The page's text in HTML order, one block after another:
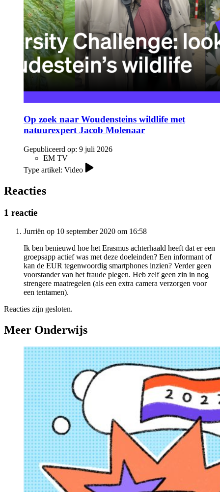
Op zoek naar Woudensteins wildlife met
natuurexpert Jacob Molenaar
Gepubliceerd op: 9 juli 2026
EM TV
Type artikel: Video
Reacties
1 reactie
Jurriën op 10 september 2020 om 16:58
Ik ben benieuwd hoe het Erasmus achterhaald heeft dat er een
groepsapp actief was met deze doeleinden? Een informant of
kan de EUR tegenwoordig smartphones inzien? Verder geen
voorstander van het fraude plegen. Heb zelf geen zin in nog
strengere maatregelen (als een extra camera verzorgen voor
een tentamen).
Reacties zijn gesloten.
Meer Onderwijs